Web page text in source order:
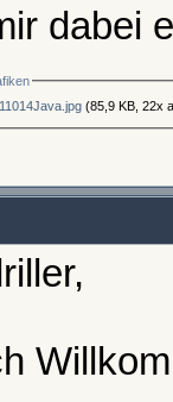
dabei
(85,9 KB, 22x